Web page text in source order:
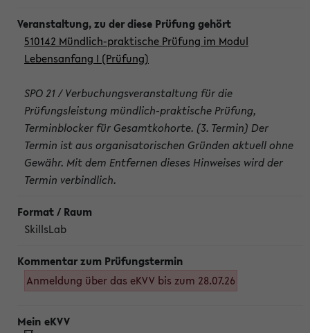
510142 Mündlich-praktische Prüfung im Modul
Lebensanfang I (Prüfung)
SPO 21 / Verbuchungsveranstaltung für die
Prüfungsleistung mündlich-praktische Prüfung,
Terminblocker für Gesamtkohorte. (3. Termin) Der
Termin ist aus organisatorischen Gründen aktuell ohne
Gewähr. Mit dem Entfernen dieses Hinweises wird der
Termin verbindlich.
SkillsLab
Anmeldung über das eKVV bis zum 28.07.26